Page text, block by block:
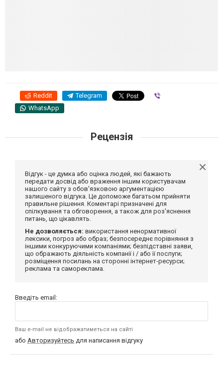
Reddit Telegram
WhatsApp
Рецензія
Відгук - це думка або оцінка людей, які бажають
передати досвід або враження іншим користувачам
нашого сайту з обов'язковою аргументацією
залишеного відгука. Це допоможе багатьом прийняти
правильне рішення. Коментарі призначені для
спілкування та обговорення, а також для роз'яснення
питань, що цікавлять.
Не дозволяється: використання ненормативної
лексики, погроз або образ; безпосереднє порівняння з
іншими конкуруючими компаніями; безпідставні заяви,
що ображають діяльність компанії і / або її послуги;
розміщення посилань на сторонні інтернет-ресурси;
реклама та самореклама.
Введіть email:
Ваш e-mail не відображатиметься на сайті
або Авторизуйтесь для написання відгуку